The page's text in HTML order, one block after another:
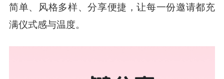
简单、风格多样、分享便捷，让每一份邀请都充
满仪式感与温度。